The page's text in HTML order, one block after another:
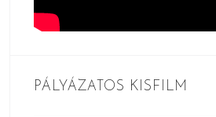
PÁLYÁZATOS KISFILM